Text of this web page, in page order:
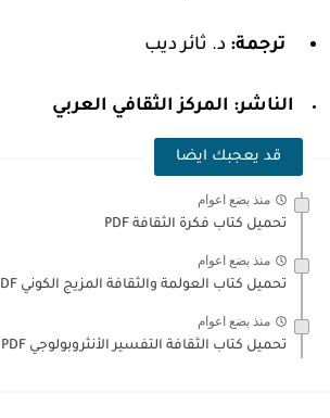
ترجمة: د. ثائر ديب
الناشر: المركز الثقافي العربي
قد يعجبك ايضا
منذ بضع اعوام
تحميل كتاب فكرة الثقافة PDF
منذ بضع اعوام
تحميل كتاب العولمة والثقافة المزيج الكوني PDF
منذ بضع اعوام
تحميل كتاب الثقافة التفسير الأنثروبولوجي PDF